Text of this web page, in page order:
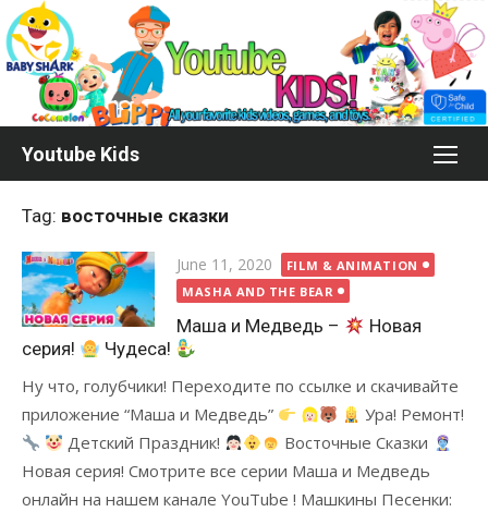
Skip
to
content
Youtube Kids
Tag: восточные сказки
Posted
on
June 11, 2020
FILM & ANIMATION
MASHA AND THE BEAR
Маша и Медведь –
Новая
серия!
Чудеса!
Ну что, голубчики! Переходите по ссылке и скачивайте
приложение “Маша и Медведь”
Ура! Ремонт!
Детский Праздник!
Восточные Сказки
Новая серия! Смотрите все серии Маша и Медведь
онлайн на нашем канале YouTube ! Машкины Песенки: